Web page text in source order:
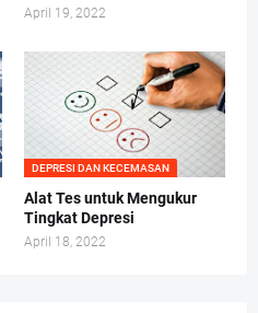
April 19, 2022
DEPRESI DAN KECEMASAN
Alat Tes untuk Mengukur
Tingkat Depresi
April 18, 2022